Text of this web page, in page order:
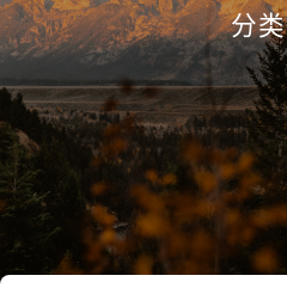
分类